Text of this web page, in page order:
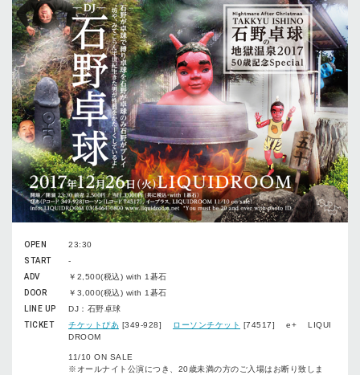
OPEN
23:30
START
-
ADV
￥2,500(税込) with 1碁石
DOOR
￥3,000(税込) with 1碁石
LINE UP
DJ：石野卓球
TICKET
チケットぴあ [349-928] ローソンチケット [74517] e+ LIQUI
DROOM
11/10 ON SALE
※オールナイト公演につき、20歳未満の方のご入場はお断り致しま